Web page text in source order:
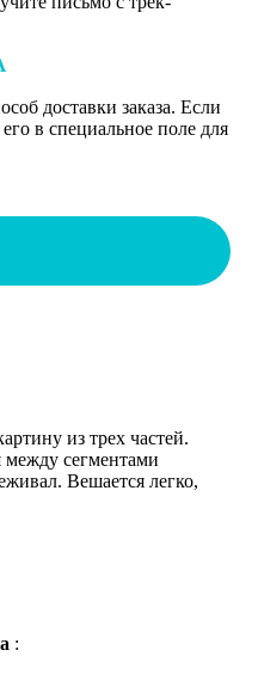
доставки заказа. Если
в специальное поле для
из трех частей.
сегментами
Вешается легко,
: